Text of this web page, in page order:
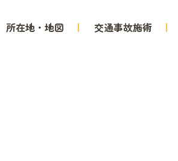
所在地・地図 交通事故施術